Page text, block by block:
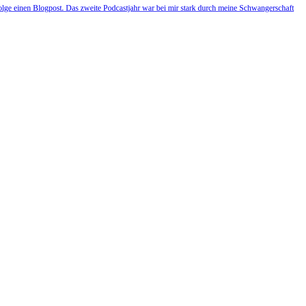
einen Blogpost. Das zweite Podcastjahr war bei mir stark durch meine Schwangerschaft